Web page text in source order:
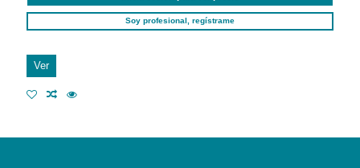
Soy profesional, regístrame
Ver